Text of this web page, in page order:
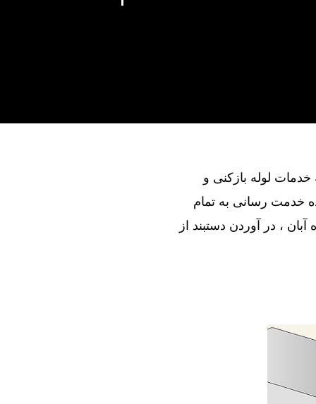
در ارائه خدمات لوله بازکنی و
خدمت رسانی به تمام
، در آوردن دستبند از